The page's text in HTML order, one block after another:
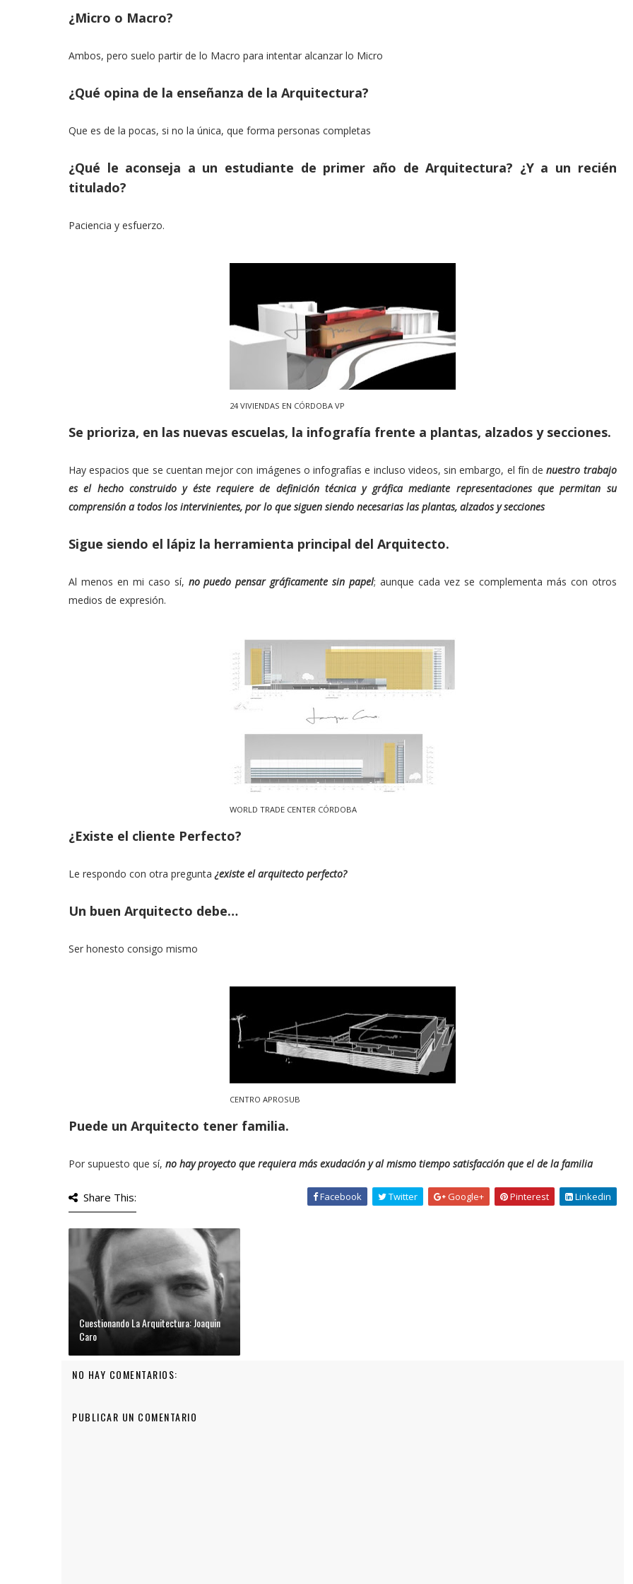
¿Micro o Macro?
Ambos, pero suelo partir de lo Macro para intentar alcanzar lo Micro
¿Qué opina de la enseñanza de la Arquitectura?
Que es de la pocas, si no la única, que forma personas completas
¿Qué le aconseja a un estudiante de primer año de Arquitectura? ¿Y a un recién
titulado?
Paciencia y esfuerzo.
24 VIVIENDAS EN CÓRDOBA VP
Se prioriza, en las nuevas escuelas, la infografía frente a plantas, alzados y secciones.
Hay espacios que se cuentan mejor con imágenes o infografías e incluso videos, sin embargo, el fín denuestro trabajo
es el hecho construido y éste requiere de definición técnica y gráfica mediante representaciones que permitan su
comprensión a todos los intervinientes, por lo que siguen siendo necesarias las plantas, alzados y secciones
Sigue siendo el lápiz la herramienta principal del Arquitecto.
Al menos en mi caso sí, no puedo pensar gráficamente sin papel; aunque cada vez se complementa más con otros
medios de expresión.
WORLD TRADE CENTER CÓRDOBA
¿Existe el cliente Perfecto?
Le respondo con otra pregunta ¿existe el arquitecto perfecto?
Un buen Arquitecto debe…
Ser honesto consigo mismo
CENTRO APROSUB
Puede un Arquitecto tener familia.
Por supuesto que sí, no hay proyecto que requiera más exudación y al mismo tiempo satisfacción que el de la familia
Share This: Facebook Twitter Google+ Pinterest Linkedin
Cuestionando La Arquitectura: Joaquin
Caro
NO HAY COMENTARIOS:
PUBLICAR UN COMENTARIO